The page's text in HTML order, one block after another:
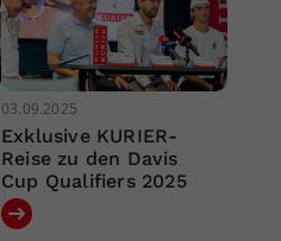
03.09.2025
Exklusive KURIER-
Reise zu den Davis
Cup Qualifiers 2025